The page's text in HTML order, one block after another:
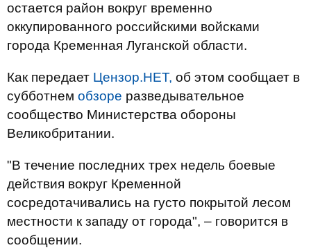
остается район вокруг временно
оккупированного российскими войсками
города Кременная Луганской области.
Как передает Цензор.НЕТ, об этом сообщает в
субботнем обзоре разведывательное
сообщество Министерства обороны
Великобритании.
"В течение последних трех недель боевые
действия вокруг Кременной
сосредотачивались на густо покрытой лесом
местности к западу от города", – говорится в
сообщении.